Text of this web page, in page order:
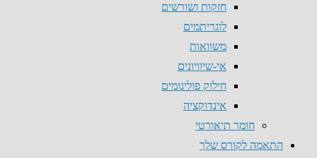
חזקות ושורשים
לוגריתמים
משוואות
אי-שיוויונים
חילוק פולינומים
אינדוקציה
חומר תיאורטי
התאמה לקורס שלך